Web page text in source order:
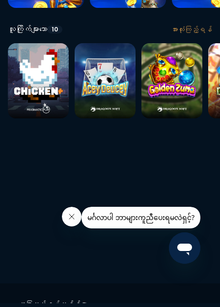
လူကြိုက်များသော 10 အားလုံးကြည့်ရန်
အခြားဆက်စပ်လင့်ခ်များ